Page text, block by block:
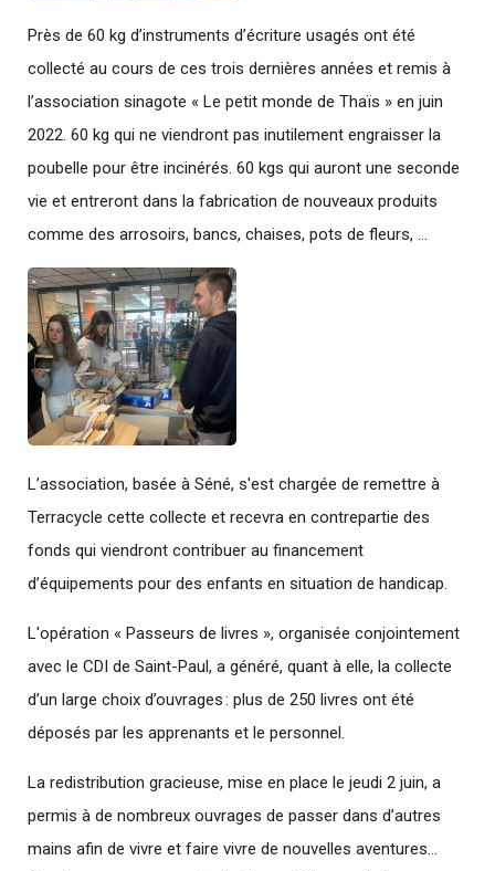
Près de 60 kg d’instruments d’écriture usagés ont été
collecté au cours de ces trois dernières années et remis à
l’association sinagote « Le petit monde de Thaïs » en juin
2022. 60 kg qui ne viendront pas inutilement engraisser la
poubelle pour être incinérés. 60 kgs qui auront une seconde
vie et entreront dans la fabrication de nouveaux produits
comme des arrosoirs, bancs, chaises, pots de fleurs, …
L’association, basée à Séné, s'est chargée de remettre à
Terracycle cette collecte et recevra en contrepartie des
fonds qui viendront contribuer au financement
d’équipements pour des enfants en situation de handicap.
L'opération « Passeurs de livres », organisée conjointement
avec le CDI de Saint-Paul, a généré, quant à elle, la collecte
d’un large choix d’ouvrages : plus de 250 livres ont été
déposés par les apprenants et le personnel.
La redistribution gracieuse, mise en place le jeudi 2 juin, a
permis à de nombreux ouvrages de passer dans d’autres
mains afin de vivre et faire vivre de nouvelles aventures…